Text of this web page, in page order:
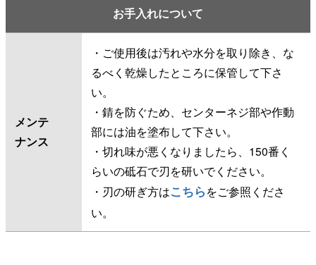
お手入れについて
メンテ
ナンス
・ご使用後は汚れや水分を取り除き、な
るべく乾燥したところに保管して下さ
い。
・錆を防ぐため、センターネジ部や作動
部には油を塗布して下さい。
・切れ味が悪くなりましたら、150番く
らいの砥石で刃を研いでください。
・刃の研ぎ方はこちらをご参照くださ
い。